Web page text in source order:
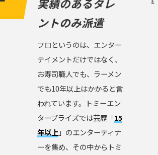
ントのみ派遣
プロというのは、エンター
テイメントだけではなく、
お寿司職人でも、ラーメン
でも10年以上はかかると言
われています。トミーエン
タープライズでは芸歴「15
年以上 」のエンターティナ
ーを集め、その中からトミ